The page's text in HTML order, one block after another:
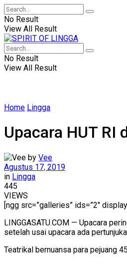
No Result
View All Result
No Result
View All Result
Home Lingga
Upacara HUT RI
by Vee
Agustus 17, 2019
in Lingga
445
VIEWS
[ngg src=”galleries” ids=”2″
LINGGASATU.COM — Upacara
setelah usai upacara ada
Teatrikal bernuansa para pejuang